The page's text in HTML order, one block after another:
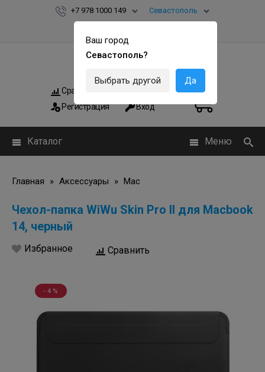
Ваш город
Севастополь?
Выбрать другой Да
+7 978 1000 149 Севастополь
Сравнить
Регистрация
Мои заказы
Вход
0
Каталог Меню
Главная » Аксессуары » Mac
Чехол-папка WiWu Skin Pro II для Macbook
14, черный
Избранное Сравнить
- 4 %